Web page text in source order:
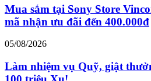
Mua sắm tại Sony Store
mã nhận ưu đãi đến 400.000đ
05/08/2026
Làm nhiệm vụ Quỹ, giật